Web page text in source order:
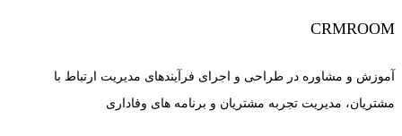
CRMROOM
آموزش و مشاوره در طراحی و اجرای فرآیندهای مدیریت ارتباط با
مشتریان، مدیریت تجربه مشتریان و برنامه های وفاداری